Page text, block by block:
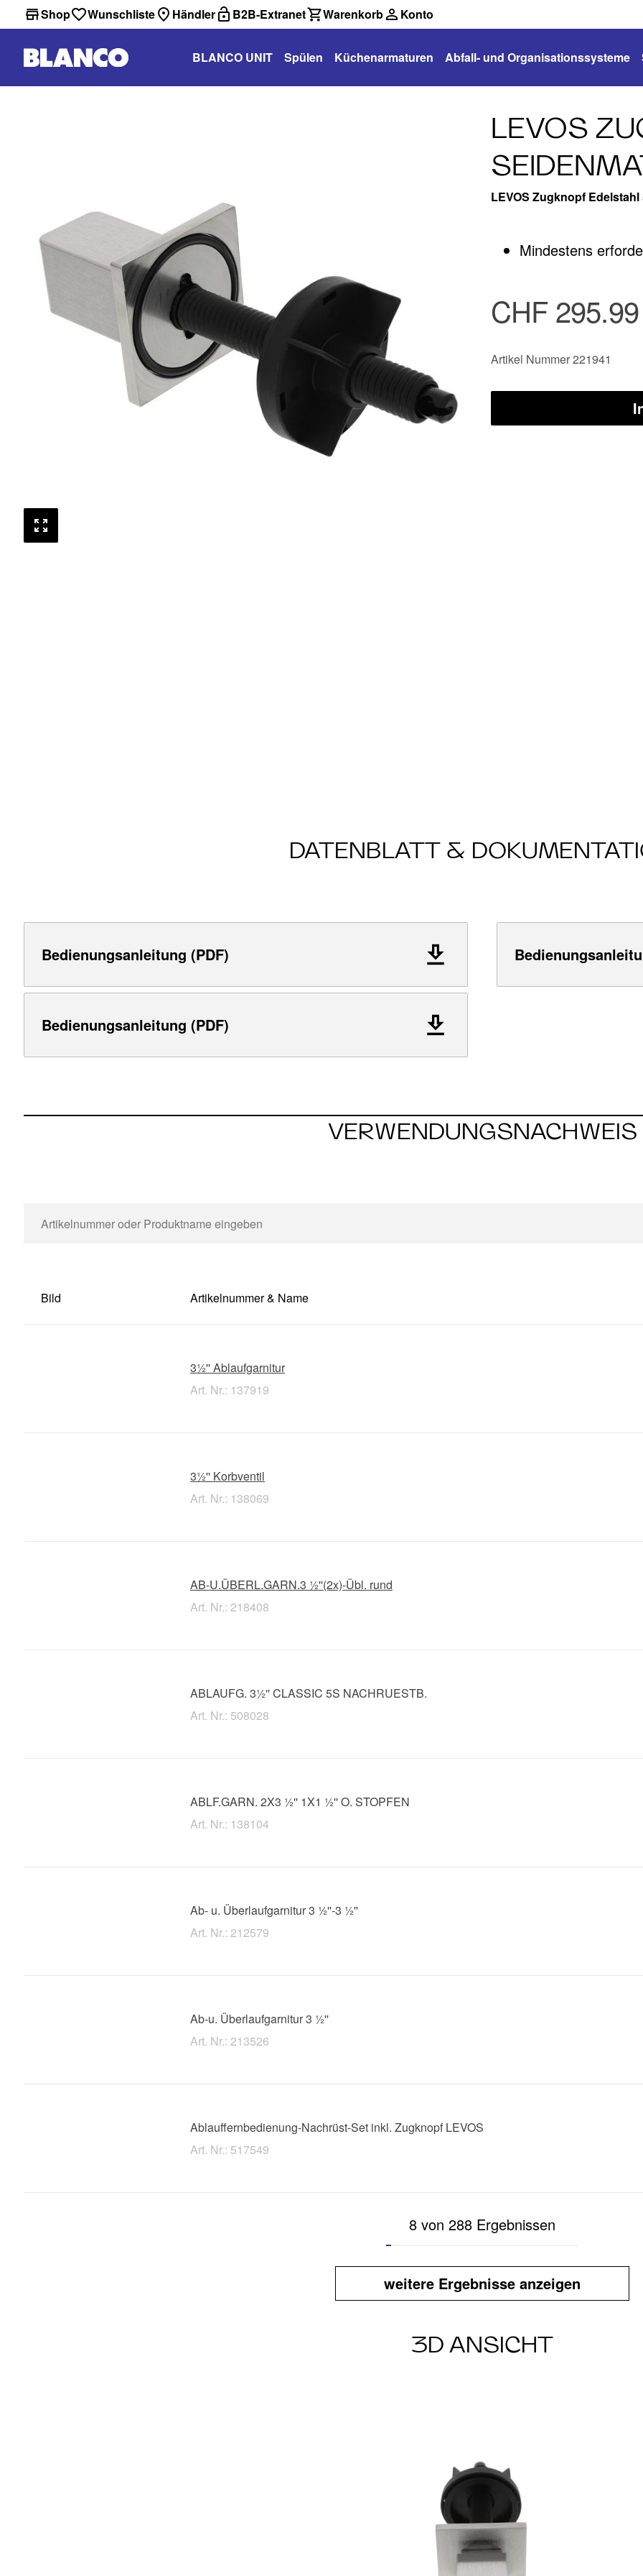
Shop Wunschliste Händler B2B-Extranet Warenkorb Konto
BLANCO UNIT Spülen Küchenarmaturen Abfall- und Organisationssysteme
LEVOS
LEVOS Zugknopf
Mindestens
CHF 295.99
Artikel Nummer 221941
DATENBLATT &
Bedienungsanleitung (PDF)
Bedienungsanleitung (PDF)
VERWENDUNGSNACHWEIS
Bild Artikelnummer & Name
3½'' Ablaufgarnitur
Art. Nr.: 137919
3½'' Korbventil
Art. Nr.: 138069
AB-U.ÜBERL.GARN.3 ½''(2x)-Übl. rund
Art. Nr.: 218408
ABLAUFG. 3½'' CLASSIC 5S NACHRUESTB.
Art. Nr.: 508028
ABLF.GARN. 2X3 ½'' 1X1 ½'' O. STOPFEN
Art. Nr.: 138104
Ab- u. Überlaufgarnitur 3 ½''-3 ½''
Art. Nr.: 212579
Ab-u. Überlaufgarnitur 3 ½''
Art. Nr.: 213526
Ablauffernbedienung-Nachrüst-Set inkl. Zugknopf LEVOS
Art. Nr.: 517549
8 von 288 Ergebnissen
weitere Ergebnisse anzeigen
3D ANSICHT